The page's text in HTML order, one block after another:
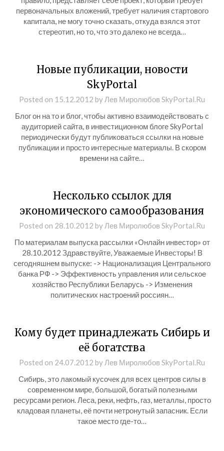
первоначальных вложений, требует наличия стартового
капитала, не могу точно сказать, откуда взялся этот
стереотип, но то, что это далеко не всегда…
Новые публикации, новости
SkyPortal
Posted on 15.12.2012 by Лев Миролюбов SkyPortal.Ru
Блог он на то и блог, чтобы активно взаимодействовать с
аудиторией сайта, в инвестиционном блоге SkyPortal
периодически будут публиковаться ссылки на новые
публикации и просто интересные материалы. В скором
времени на сайте…
Несколько ссылок для
экономического самообразования
Posted on 28.10.2012 by Лев Миролюбов SkyPortal.Ru
По материалам выпуска рассылки «Онлайн инвестор» от
28.10.2012 Здравствуйте, Уважаемые Инвесторы! В
сегодняшнем выпуске: -> Национализация Центрального
банка РФ -> Эффективность управления или сельское
хозяйство Республики Беларусь -> Изменения
политических настроений россиян…
Кому будет принадлежать Сибирь и
её богатства
Posted on 24.07.2012 by Лев Миролюбов SkyPortal.Ru
Сибирь, это лакомый кусочек для всех центров силы в
современном мире, большой, богатый полезными
ресурсами регион. Леса, реки, нефть, газ, металлы, просто
кладовая планеты, её почти нетронутый запасник. Если
такое место где-то…